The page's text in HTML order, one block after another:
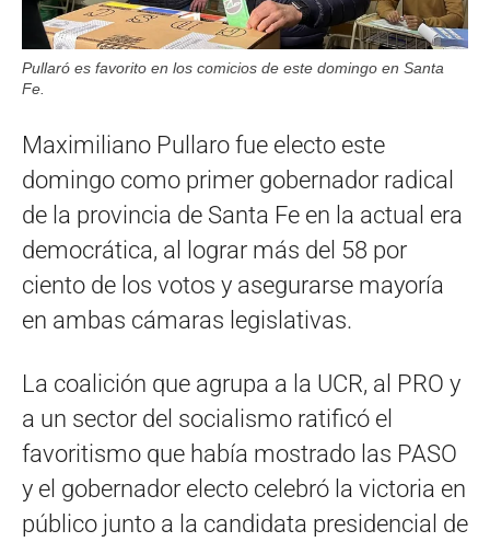
Pullaró es favorito en los comicios de este domingo en Santa
Fe.
Maximiliano Pullaro fue electo este
domingo como primer gobernador radical
de la provincia de Santa Fe en la actual era
democrática, al lograr más del 58 por
ciento de los votos y asegurarse mayoría
en ambas cámaras legislativas.
La coalición que agrupa a la UCR, al PRO y
a un sector del socialismo ratificó el
favoritismo que había mostrado las PASO
y el gobernador electo celebró la victoria en
público junto a la candidata presidencial de